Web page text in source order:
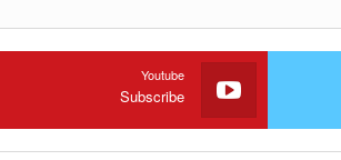
Youtube
Subscribe